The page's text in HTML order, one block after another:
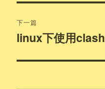
航
文
章：
下一篇
下
文
linux下使用clash